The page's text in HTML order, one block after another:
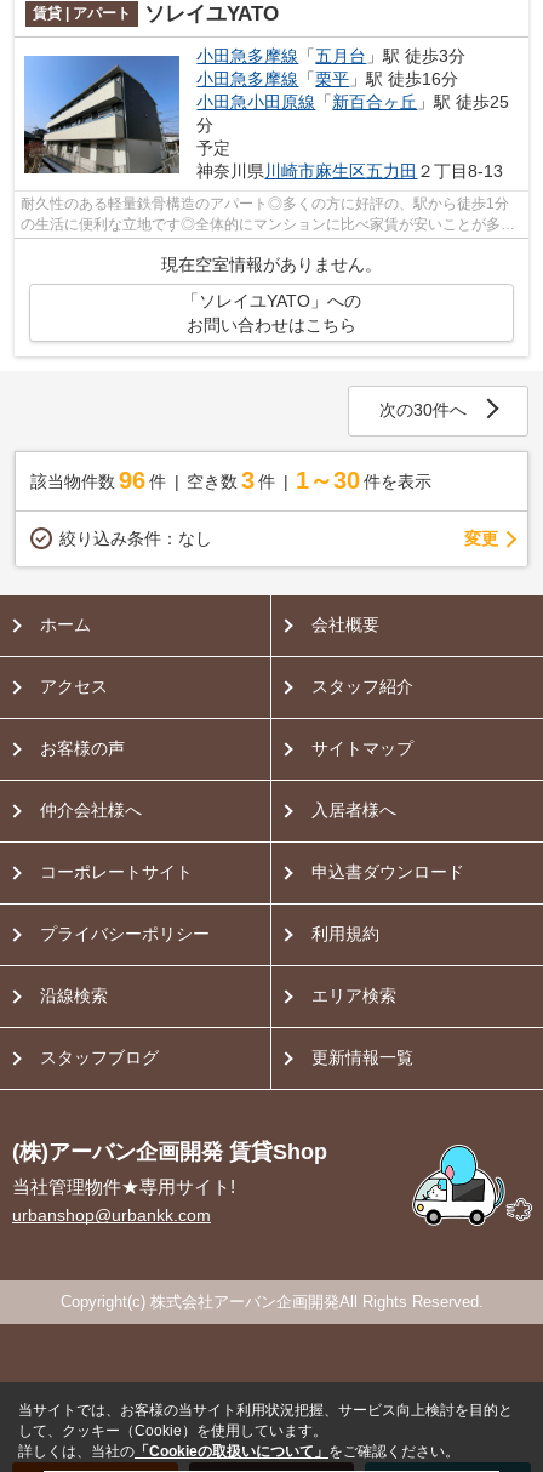
賃貸 | アパート ソレイユYATO
小田急多摩線 「五月台 」駅 徒歩3分
小田急多摩線 「栗平 」駅 徒歩16分
小田急小田原線 「新百合ヶ丘 」駅 徒歩25
分
予定
神奈川県川崎市麻生区五力田 ２丁目8-13
耐久性のある軽量鉄骨構造のアパート◎多くの方に好評の、駅から徒歩1分
の生活に便利な立地です◎全体的にマンションに比べ家賃が安いことが多い
現在空室情報がありません。
「ソレイユYATO」への
お問い合わせはこちら
次の30件へ
該当物件数 96件 空き数 3 件 1～30 件を表示
絞り込み条件： なし 変更
ホーム 会社概要
アクセス スタッフ紹介
お客様の声 サイトマップ
仲介会社様へ 入居者様へ
コーポレートサイト 申込書ダウンロード
プライバシーポリシー 利用規約
沿線検索 エリア検索
スタッフブログ 更新情報一覧
(株)アーバン企画開発 賃貸Shop
当社管理物件★専用サイト!
urbanshop@urbankk.com
Copyright(c) 株式会社アーバン企画開発All Rights Reserved.
当サイトでは、お客様の当サイト利用状況把握、サービス向上検討を目的と
して、クッキー（Cookie）を使用しています。
詳しくは、当社の 「Cookieの取扱いについて」 をご確認ください。